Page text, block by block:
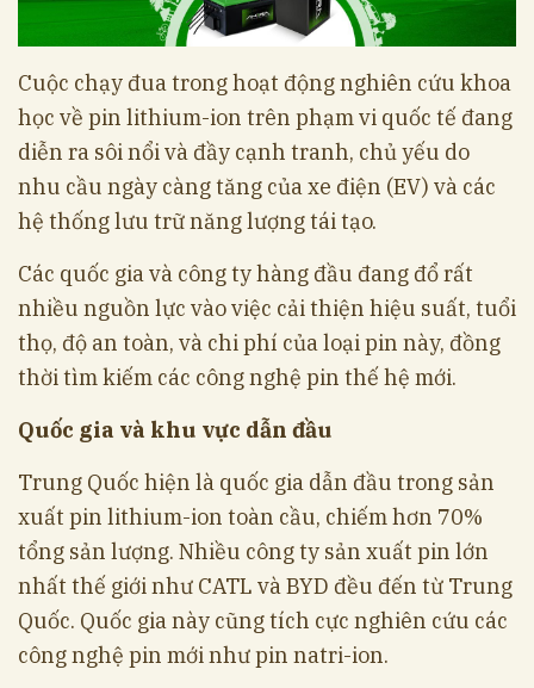
Cuộc chạy đua trong hoạt động nghiên cứu khoa
học về pin lithium-ion trên phạm vi quốc tế đang
diễn ra sôi nổi và đầy cạnh tranh, chủ yếu do
nhu cầu ngày càng tăng của xe điện (EV) và các
hệ thống lưu trữ năng lượng tái tạo.
Các quốc gia và công ty hàng đầu đang đổ rất
nhiều nguồn lực vào việc cải thiện hiệu suất, tuổi
thọ, độ an toàn, và chi phí của loại pin này, đồng
thời tìm kiếm các công nghệ pin thế hệ mới.
Quốc gia và khu vực dẫn đầu
Trung Quốc hiện là quốc gia dẫn đầu trong sản
xuất pin lithium-ion toàn cầu, chiếm hơn 70%
tổng sản lượng. Nhiều công ty sản xuất pin lớn
nhất thế giới như CATL và BYD đều đến từ Trung
Quốc. Quốc gia này cũng tích cực nghiên cứu các
công nghệ pin mới như pin natri-ion.